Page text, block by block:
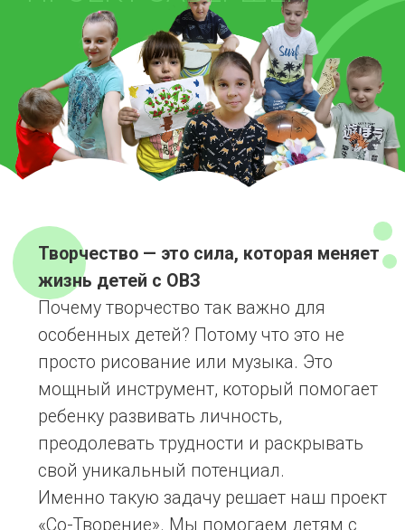
Творчество — это сила, которая меняет
жизнь детей с ОВЗ
Почему творчество так важно для
особенных детей? Потому что это не
просто рисование или музыка. Это
мощный инструмент, который помогает
ребенку развивать личность,
преодолевать трудности и раскрывать
«Со-Творение». Мы помогаем детям с
особыми потребностями развить их
творческие способности, а их родителям
— получать необходимые знания и
поддержку. Навыки, которые ребята
приобретают у нас, — это не только
умение творить. Это ключ к успешной
учебе и уверенному решению любых
нестандартных ситуаций в будущем.
Направления занятий